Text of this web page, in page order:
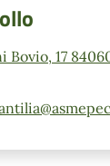
Bovio, 17